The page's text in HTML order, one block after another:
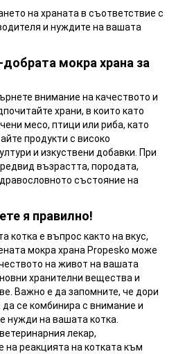
на храната в съответствие с
и нуждите на вашата
мокра храна за
внимание на качеството и
храни, в които като
месо, птици или риба, като
продукти с високо
и изкуствени добавки. При
възрастта, породата,
състояние на
я правилно!
котка е въпрос както на вкус,
мокра храна Propesko може
на живот на вашата
хранителни вещества и
Важно е да запомните, че дори
се комбинира с внимание и
нужди на вашата котка.
лекар,
реакцията на котката към